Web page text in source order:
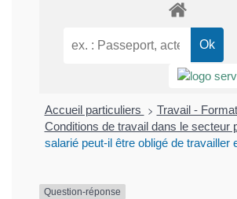
Accueil particuliers > Travail -
Conditions de travail dans le secteur
salarié peut-il être obligé de travailler
Question-réponse